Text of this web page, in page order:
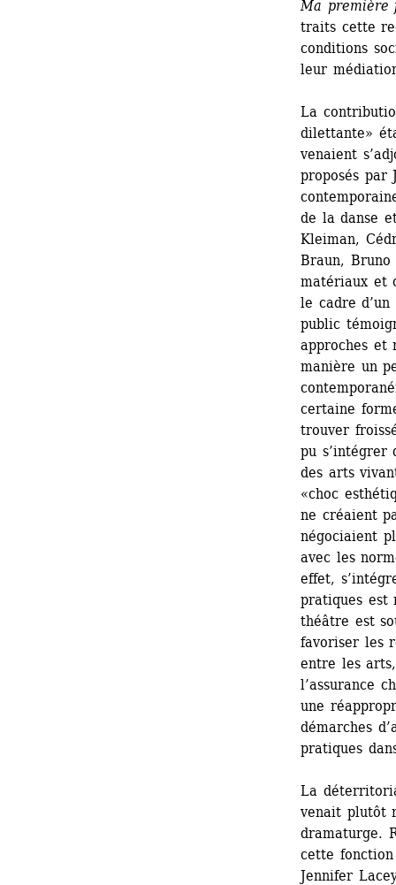
Ma première
traits cette
conditions
leur
La
dilettante»
venaient
proposés par
de la danse
Kleiman,
Braun,
matériaux et
le cadre
public
approches et
manière un
certaine
trouver
pu s’intégrer
des arts
«choc
ne créaient
négociaient
avec les
effet,
pratiques est
théâtre est
favoriser les
entre les
l’assurance
une
démarches
pratiques
La
venait plutôt
dramaturge.
cette
Jennifer